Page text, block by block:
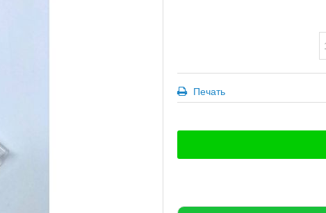
Печать